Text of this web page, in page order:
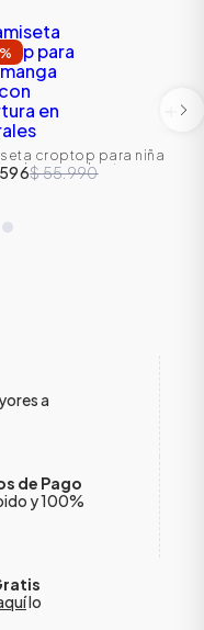
%
croptop para niña
sisa con abertura en
$ 55.990
a
de Pago
y 100%
lo